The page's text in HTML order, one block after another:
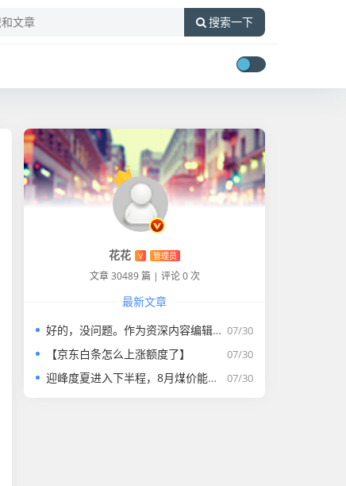
搜索一下
花花 V 管理员
文章 30489 篇 | 评论 0 次
最新文章
07/30
好的，没问题。作为资深内容编辑，我将为您打造一篇符合要求的专业教程文章。
07/30
【京东白条怎么上涨额度了】
07/30
迎峰度夏进入下半程，8月煤价能否走强？